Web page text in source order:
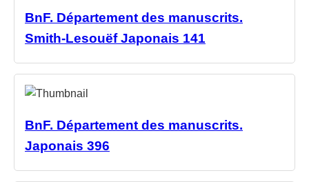
BnF. Département des manuscrits.
Smith-Lesouëf Japonais 141
BnF. Département des manuscrits.
Japonais 396